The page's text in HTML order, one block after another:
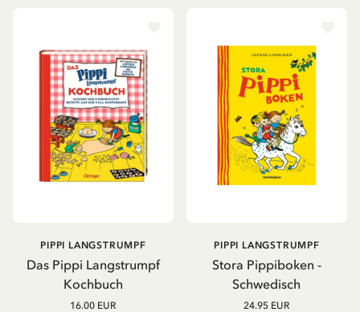
Das Pippi Langstrumpf
Kochbuch
PIPPI LANGSTRUMPF
16.00 EUR
Stora Pippiboken -
Schwedisch
PIPPI LANGSTRUMPF
24.95 EUR